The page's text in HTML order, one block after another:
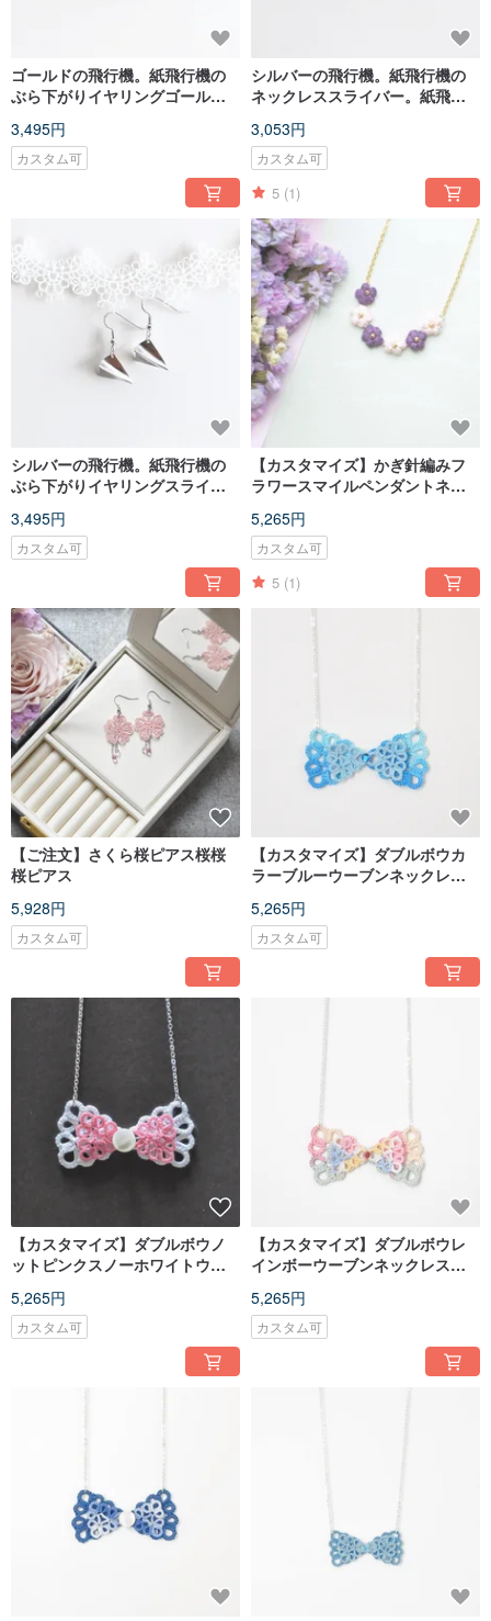
ゴールドの飛行機。紙飛行機の
ぶら下がりイヤリングゴールデ
3,495円
カスタム可
シルバーの飛行機。紙飛行機の
ネックレススライバー。紙飛行
3,053円
カスタム可
5 (1)
シルバーの飛行機。紙飛行機の
ぶら下がりイヤリングスライバ
3,495円
カスタム可
【カスタマイズ】かぎ針編みフ
ラワースマイルペンダントネッ
5,265円
カスタム可
5 (1)
【ご注文】さくら桜ピアス桜桜
桜ピアス
5,928円
カスタム可
【カスタマイズ】ダブルボウカ
ラーブルーウーブンネックレス
5,265円
カスタム可
【カスタマイズ】ダブルボウノ
ットピンクスノーホワイトウー
ネックレス
5,265円
カスタム可
【カスタマイズ】ダブルボウレ
インボーウーブンネックレスタ
5,265円
カスタム可